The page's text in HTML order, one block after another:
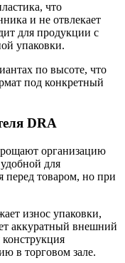
что
и не отвлекает
для продукции с
упаковки.
по высоте, что
под конкретный
DRA
организацию
для
перед товаром, но при
износ упаковки,
аккуратный внешний
в торговом зале.